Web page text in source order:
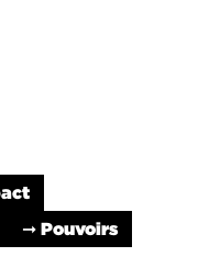
➞ Pouvoirs